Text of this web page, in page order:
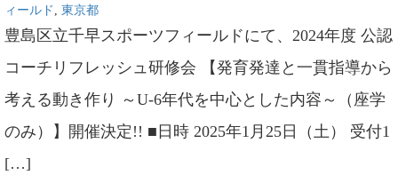
ィールド
東京都
豊島区立千早スポーツフィールドにて、2024年度 公認
コーチリフレッシュ研修会 【発育発達と一貫指導から
考える動き作り ～U-6年代を中心とした内容～（座学
のみ）】開催決定!! ■日時 2025年1月25日（土） 受付1
[…]